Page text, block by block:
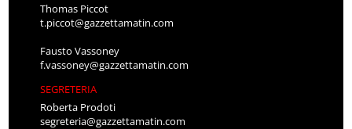
Thomas Piccot
t.piccot@gazzettamatin.com
Fausto Vassoney
f.vassoney@gazzettamatin.com
SEGRETERIA
Roberta Prodoti
segreteria@gazzettamatin.com